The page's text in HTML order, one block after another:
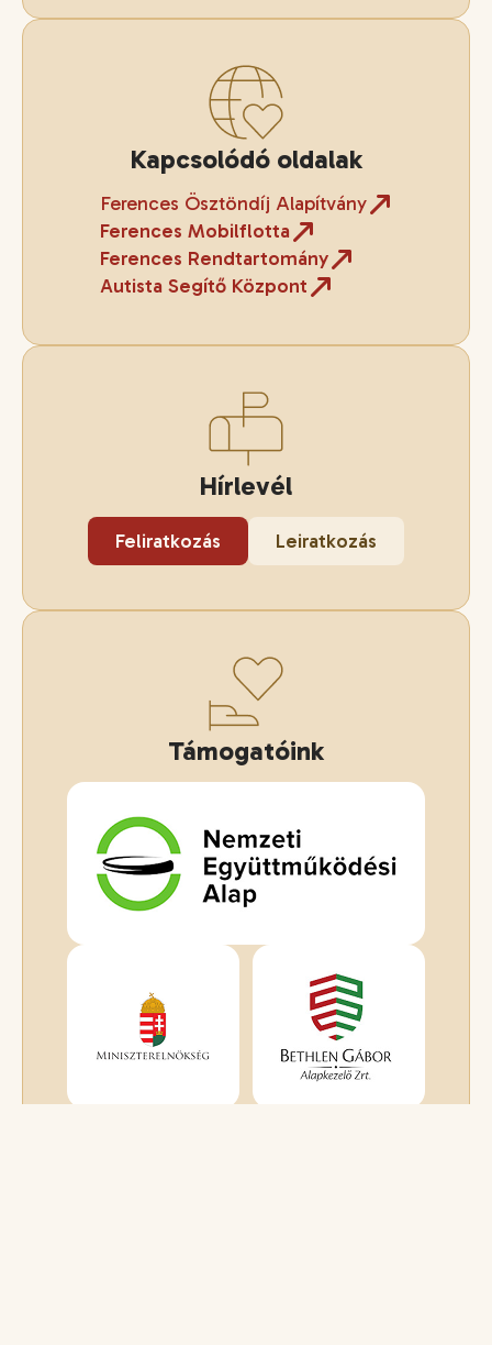
Kapcsolódó oldalak
Ferences Ösztöndíj Alapítvány
Ferences Mobilflotta
Ferences Rendtartomány
Autista Segítő Központ
Hírlevél
Feliratkozás Leiratkozás
Támogatóink